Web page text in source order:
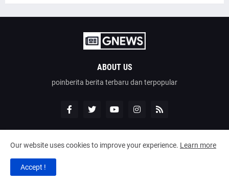
ABOUT US
poinberita berita terbaru dan terpopular
Design by - poinberita
Our website uses cookies to improve your experience. Learn more
Accept !